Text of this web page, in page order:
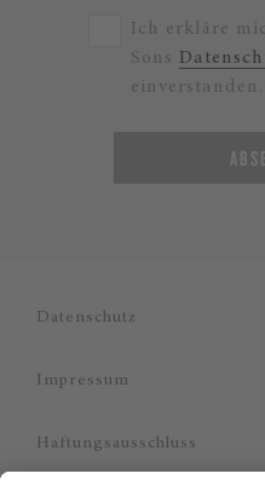
Ich erkläre
Sons
Datenschutz
Impressum
Haftungsausschluss